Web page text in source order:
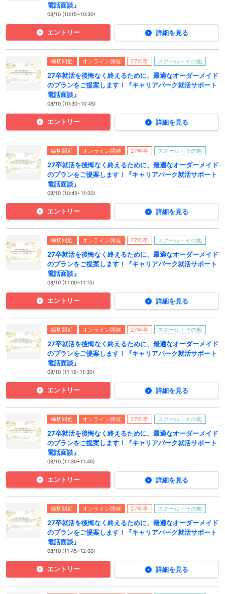
電話面談』
08/10 (10:15~10:30)
エントリー 詳細を見る
締切間近 オンライン開催 27年卒 スクール・その他
27卒就活を後悔なく終えるために、最適なオーダーメイド
のプランをご提案します！『キャリアパーク就活サポート
電話面談』
08/10 (10:30~10:45)
エントリー 詳細を見る
締切間近 オンライン開催 27年卒 スクール・その他
27卒就活を後悔なく終えるために、最適なオーダーメイド
のプランをご提案します！『キャリアパーク就活サポート
電話面談』
08/10 (10:45~11:00)
エントリー 詳細を見る
締切間近 オンライン開催 27年卒 スクール・その他
27卒就活を後悔なく終えるために、最適なオーダーメイド
のプランをご提案します！『キャリアパーク就活サポート
電話面談』
08/10 (11:00~11:15)
エントリー 詳細を見る
締切間近 オンライン開催 27年卒 スクール・その他
27卒就活を後悔なく終えるために、最適なオーダーメイド
のプランをご提案します！『キャリアパーク就活サポート
電話面談』
08/10 (11:15~11:30)
エントリー 詳細を見る
締切間近 オンライン開催 27年卒 スクール・その他
27卒就活を後悔なく終えるために、最適なオーダーメイド
のプランをご提案します！『キャリアパーク就活サポート
電話面談』
08/10 (11:30~11:45)
エントリー 詳細を見る
締切間近 オンライン開催 27年卒 スクール・その他
27卒就活を後悔なく終えるために、最適なオーダーメイド
のプランをご提案します！『キャリアパーク就活サポート
電話面談』
08/10 (11:45~12:00)
エントリー 詳細を見る